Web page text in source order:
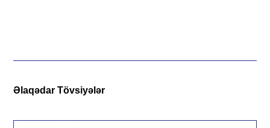
Əlaqədar Tövsiyələr